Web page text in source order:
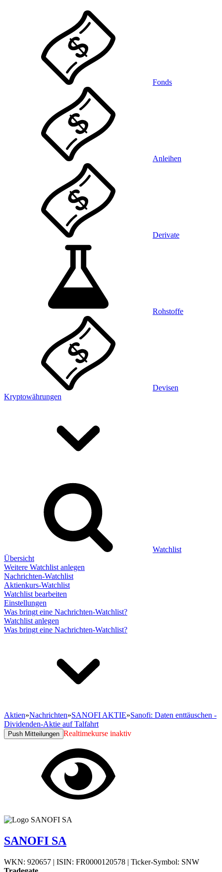
Fonds
Anleihen
Derivate
Rohstoffe
Devisen
Kryptowährungen
Watchlist
Übersicht
Weitere Watchlist anlegen
Nachrichten-Watchlist
Aktienkurs-Watchlist
Watchlist bearbeiten
Einstellungen
Was bringt eine Nachrichten-Watchlist?
Watchlist anlegen
Was bringt eine Nachrichten-Watchlist?
Aktien»Nachrichten»SANOFI AKTIE»Sanofi: Daten enttäuschen -
Dividenden-Aktie auf Talfahrt
Push Mitteilungen Realtimekurse inaktiv
SANOFI SA
WKN: 920657 | ISIN: FR0000120578 | Ticker-Symbol: SNW